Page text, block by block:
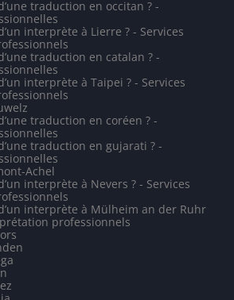
traduction en occitan ? -
interprète à Lierre ? - Services
traduction en catalan ? -
interprète à Taipei ? - Services
traduction en coréen ? -
traduction en gujarati ? -
Achel
interprète à Nevers ? - Services
interprète à Mülheim an der Ruhr
professionnels